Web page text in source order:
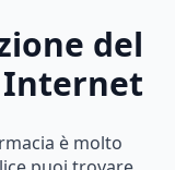
del
Internet
è molto